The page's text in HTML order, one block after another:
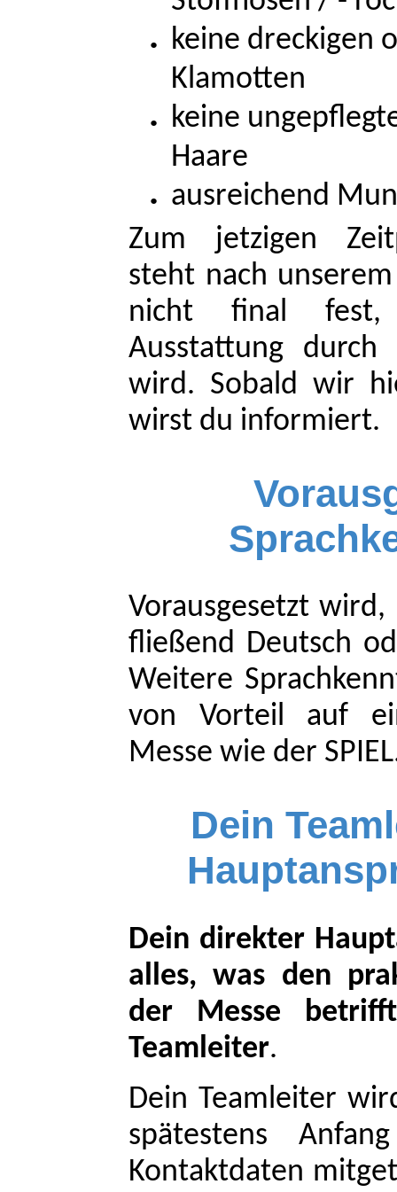
keine dreckigen
Klamotten
keine
Haare
ausreichend
Zum jetzigen
steht nach
nicht final
Ausstattung durch
wird. Sobald wir
wirst du informiert.
Vorausgesetzt
fließend Deutsch
Weitere
von Vorteil auf
Messe wie der
Dein
Dein direkter
alles, was den
der Messe
Teamleiter.
Dein Teamleiter
spätestens
Kontaktdaten